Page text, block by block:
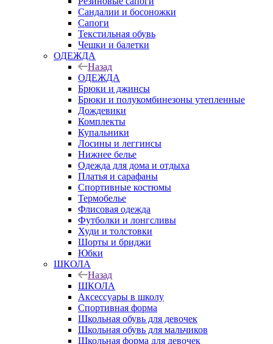
Сандалии и босоножки
Сапоги
Текстильная обувь
Чешки и балетки
ОДЕЖДА
Назад
ОДЕЖДА
Брюки и джинсы
Брюки и полукомбинезоны утепленные
Дождевики
Комплекты
Купальники
Лосины и леггинсы
Нижнее белье
Одежда для дома и отдыха
Платья и сарафаны
Спортивные костюмы
Термобелье
Флисовая одежда
Футболки и лонгсливы
Худи и толстовки
Шорты и бриджи
Юбки
ШКОЛА
Назад
ШКОЛА
Аксессуары в школу
Спортивная форма
Школьная обувь для девочек
Школьная обувь для мальчиков
Школьная форма для девочек